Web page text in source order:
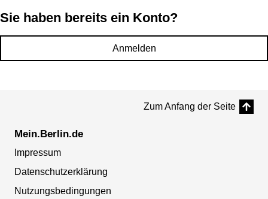
Sie haben bereits ein Konto?
Anmelden
Zum Anfang der Seite
Mein.Berlin.de
Impressum
Datenschutzerklärung
Nutzungsbedingungen